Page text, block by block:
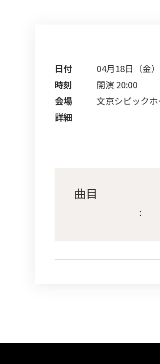
日付
04月18日（金）
時刻
開演 20:00
会場
文京シビック
詳細
曲目
：